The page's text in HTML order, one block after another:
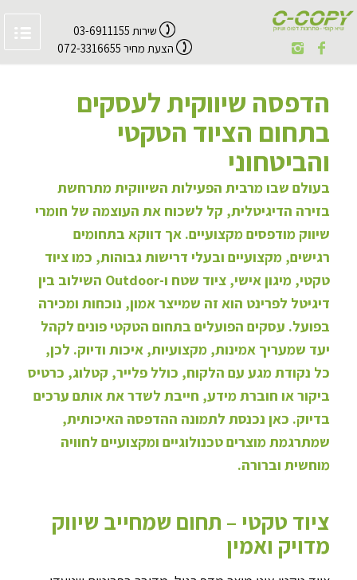
שירות 03-6911155
הצעת מחיר 072-3316655
הדפסה שיווקית לעסקים
בתחום הציוד הטקטי
והביטחוני
בעולם שבו מרבית הפעילות השיווקית מתרחשת
בזירה הדיגיטלית, קל לשכוח את העוצמה של חומרי
שיווק מודפסים מקצועיים. אך דווקא בתחומים
רגישים, מקצועיים ובעלי דרישות גבוהות, כמו ציוד
טקטי, מיגון אישי, ציוד שטח ו-Outdoor השילוב בין
דיגיטל לפרינט הוא זה שמייצר אמון, נוכחות ומכירה
בפועל. עסקים הפועלים בתחום הטקטי פונים לקהל
יעד שמעריך אמינות, מקצועיות, איכות ודיוק. לכן,
כל נקודת מגע עם הלקוח, כולל פלייר, קטלוג, כרטיס
ביקור או חוברת מידע, חייבת לשדר את אותם ערכים
בדיוק. כאן נכנסת לתמונה ההדפסה האיכותית,
שמתרגמת מוצרים טכנולוגיים ומקצועיים לחוויה
מוחשית וברורה.
ציוד טקטי – תחום שמחייב שיווק
מדויק ואמין